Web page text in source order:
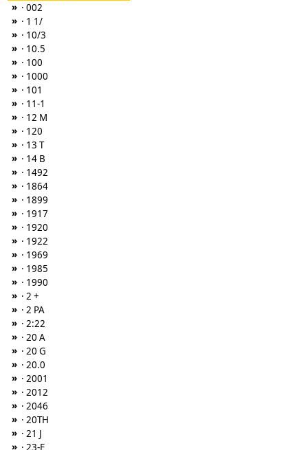
» · 002
» · 1 1/
» · 10/3
» · 10.5
» · 100
» · 1000
» · 101
» · 11-1
» · 12 M
» · 120
» · 13 T
» · 14 B
» · 1492
» · 1864
» · 1899
» · 1917
» · 1920
» · 1922
» · 1969
» · 1985
» · 1990
» · 2 +
» · 2 PA
» · 2:22
» · 20 A
» · 20 G
» · 20.0
» · 2001
» · 2012
» · 2046
» · 20TH
» · 21 J
» · 23-F